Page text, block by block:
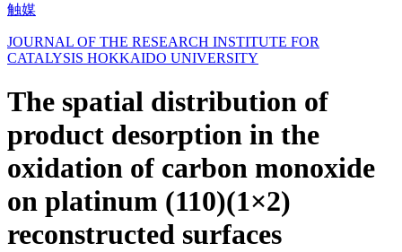
触媒
JOURNAL OF THE RESEARCH INSTITUTE FOR
CATALYSIS HOKKAIDO UNIVERSITY
The spatial distribution of
product desorption in the
oxidation of carbon monoxide
on platinum (110)(1×2)
reconstructed surfaces